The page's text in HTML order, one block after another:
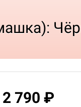
2 790 ₽